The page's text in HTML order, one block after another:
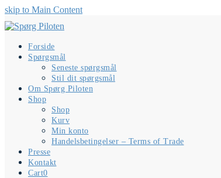
skip to Main Content
Forside
Spørgsmål
Seneste spørgsmål
Stil dit spørgsmål
Om Spørg Piloten
Shop
Shop
Kurv
Min konto
Handelsbetingelser – Terms of Trade
Presse
Kontakt
Cart0